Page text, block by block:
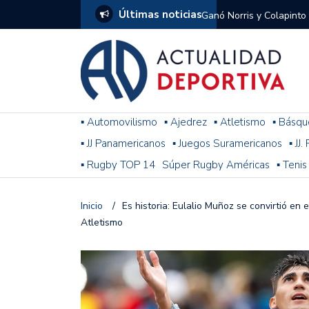
Últimas noticiasGanó Norris y
1
El penal de Barracas
Monumental
Se jugó una nueva
Arrancó el Torneo
Franco Colapinto giró
Racing le ganó a
omitió un penal de Sosa
▪ Automovilismo ▪ Ajedrez ▪ Atletismo ▪
▪ JJ Panamericanos ▪ Juegos Suramericanos ▪
▪ Rugby TOP 14 Súper Rugby Américas ▪ Tenis
Inicio / Es historia: Eulalio Muñoz se convirtió en
Atletismo